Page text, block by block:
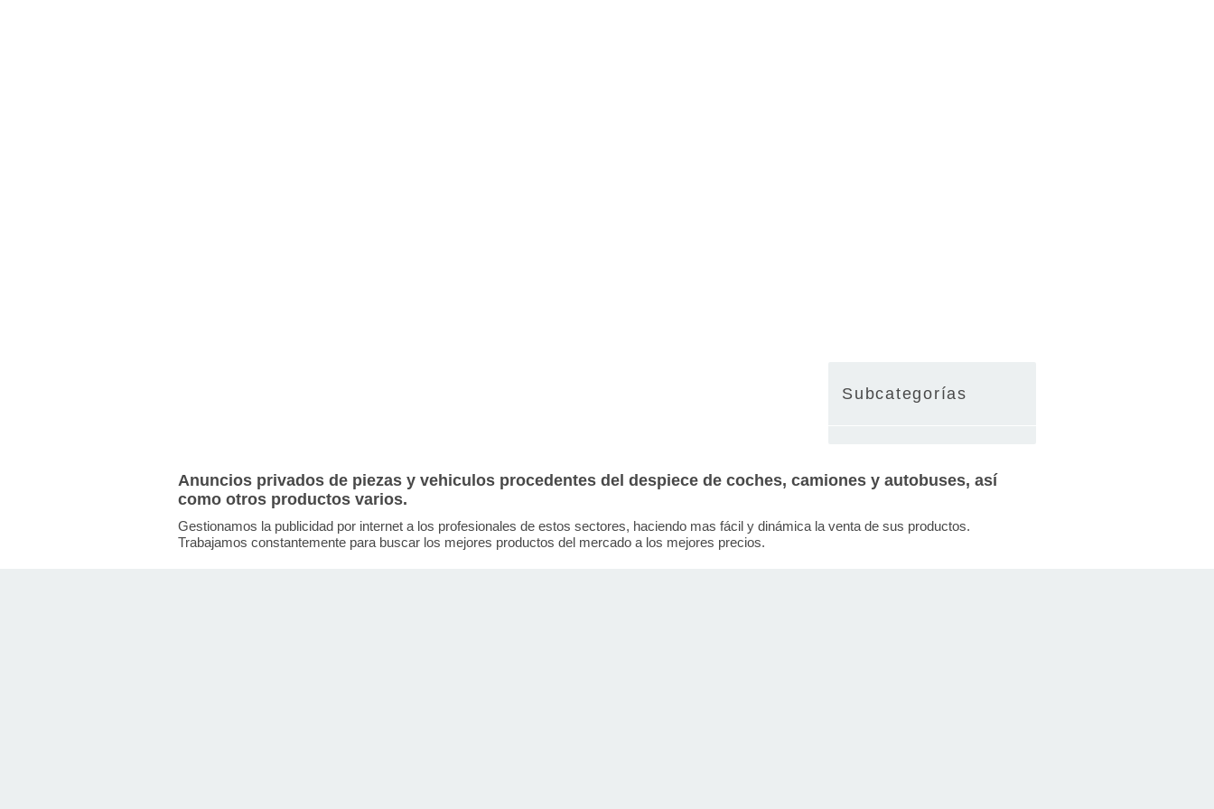
Subcategorías
Anuncios privados de piezas y vehiculos procedentes del despiece de coches, camiones y autobuses, así
como otros productos varios.
Gestionamos la publicidad por internet a los profesionales de estos sectores, haciendo mas fácil y dinámica la venta de sus productos.
Trabajamos constantemente para buscar los mejores productos del mercado a los mejores precios.